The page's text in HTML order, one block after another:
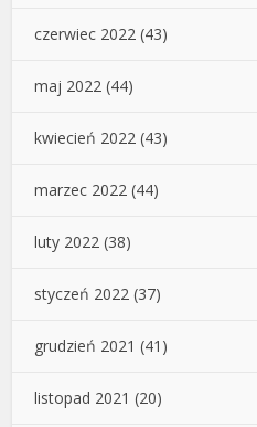
czerwiec 2022 (43)
maj 2022 (44)
kwiecień 2022 (43)
marzec 2022 (44)
luty 2022 (38)
styczeń 2022 (37)
grudzień 2021 (41)
listopad 2021 (20)